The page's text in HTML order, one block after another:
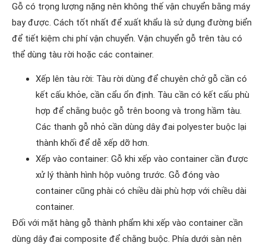
Gỗ có trọng lượng nặng nên không thế vận chuyển bằng máy
bay được. Cách tốt nhất để xuất khẩu là sử dụng đường biển
để tiết kiệm chi phí vận chuyển. Vận chuyển gỗ trên tàu có
thể dùng tàu rời hoặc các container.
Xếp lên tàu rời: Tàu rời dùng để chuyên chở gỗ cần có
kết cấu khỏe, cần cẩu ổn định. Tàu cần có kết cấu phù
hợp để chằng buộc gỗ trên boong và trong hầm tàu.
Các thanh gỗ nhỏ cần dùng dây đai polyester buộc lại
thành khối để dễ xếp dỡ hơn.
Xếp vào container: Gỗ khi xếp vào container cần được
xử lý thành hình hộp vuông trước. Gỗ đóng vào
container cũng phài có chiều dài phù hợp với chiều dài
container.
Đối với mặt hàng gỗ thành phẩm khi xếp vào container cần
dùng dây đai composite để chằng buộc. Phía dưới sàn nên